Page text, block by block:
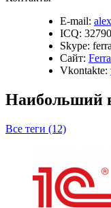
E-mail:
ICQ:
Skype:
Сайт:
Vkontakte:
Наибольший
Все теги (12)